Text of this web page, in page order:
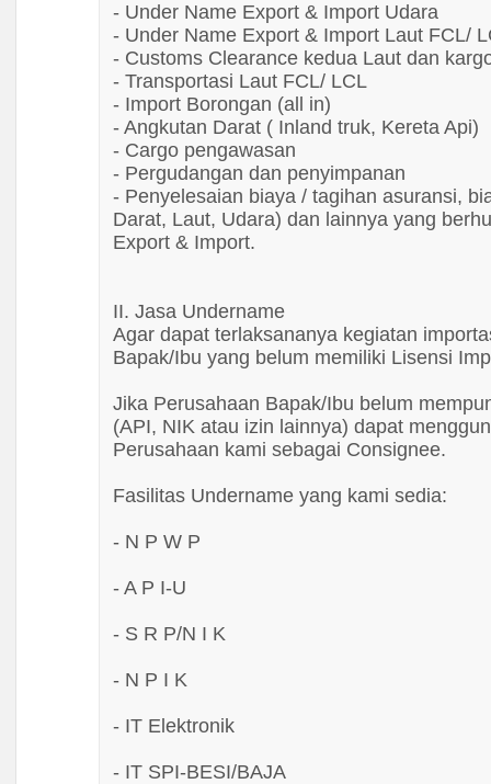
Sellery
Shark
Shuang Ge
Swan
Tajima
Tasco
Tekiro
Tjap Mata
Togawa
Tomeco
- Under Name Export & Import Udara
- Under Name Export & Import Laut FCL/
- Customs Clearance kedua Laut dan
- Transportasi Laut FCL/ LCL
- Import Borongan (all in)
- Angkutan Darat ( Inland truk, Kereta Api)
- Cargo pengawasan
- Pergudangan dan penyimpanan
- Penyelesaian biaya / tagihan asuransi,
Darat, Laut, Udara) dan lainnya yang
Export & Import.
II. Jasa Undername
Agar dapat terlaksananya kegiatan
Bapak/Ibu yang belum memiliki Lisensi
Jika Perusahaan Bapak/Ibu belum
(API, NIK atau izin lainnya) dapat
Perusahaan kami sebagai Consignee.
Fasilitas Undername yang kami sedia:
- N P W P
- A P I-U
- S R P/N I K
- N P I K
- IT Elektronik
- IT SPI-BESI/BAJA